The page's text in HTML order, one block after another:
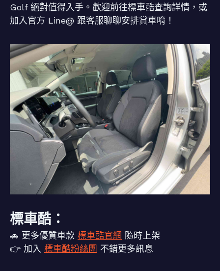
Golf 絕對值得入手。歡迎前往標車酷查詢詳情，或
加入官方 Line@ 跟客服聊聊安排賞車唷！
標車酷：
🚗 更多優質車款 標車酷官網 隨時上架
👉 加入 標車酷粉絲團 不錯更多訊息